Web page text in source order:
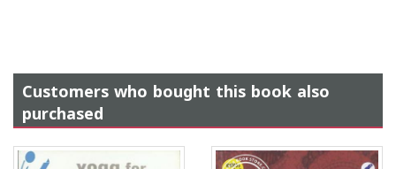
Customers who bought this book also
purchased